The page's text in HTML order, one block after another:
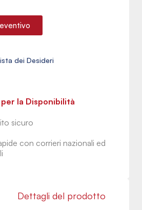
la Disponibilità
sicuro
con corrieri nazionali ed
Dettagli del prodotto